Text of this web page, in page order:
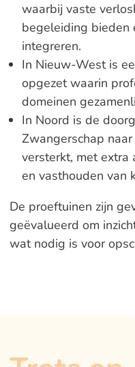
waarbij vaste
begeleiding bieden
integreren.
In Nieuw-West is
opgezet waarin
domeinen
In Noord is de
Zwangerschap
versterkt, met extra
en vasthouden van
De proeftuinen zijn
geëvalueerd om
wat nodig is voor